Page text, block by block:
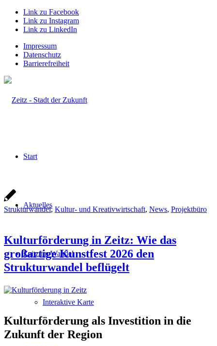
Link zu Facebook
Link zu Instagram
Link zu LinkedIn
Impressum
Datenschutz
Barrierefreiheit
Start
Aktuelles
Zeitz im Wandel
Interaktive Karte
Strukturwandel, Kultur- und Kreativwirtschaft, News, Projektbüro
Kulturförderung in Zeitz: Wie das
großartige Kunstfest 2026 den
Strukturwandel beflügelt
Kulturförderung als Investition in die
Zukunft der Region